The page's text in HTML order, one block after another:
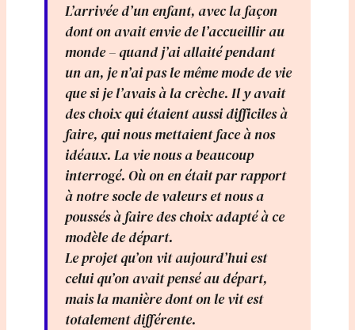
L’arrivée d’un enfant, avec la façon
dont on avait envie de l’accueillir au
monde – quand j’ai allaité pendant
un an, je n’ai pas le même mode de vie
que si je l’avais à la crèche. Il y avait
des choix qui étaient aussi difficiles à
faire, qui nous mettaient face à nos
idéaux. La vie nous a beaucoup
interrogé. Où on en était par rapport
à notre socle de valeurs et nous a
poussés à faire des choix adapté à ce
modèle de départ.
Le projet qu’on vit aujourd’hui est
celui qu’on avait pensé au départ,
mais la manière dont on le vit est
totalement différente.